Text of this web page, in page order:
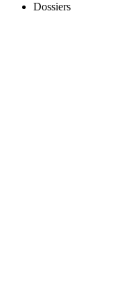
Dossiers